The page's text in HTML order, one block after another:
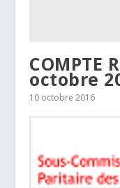
COMPTE
octobre
10 octobre 2016